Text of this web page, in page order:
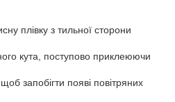
плівку з тильної сторони
кута, поступово приклеюючи
запобігти появі повітряних